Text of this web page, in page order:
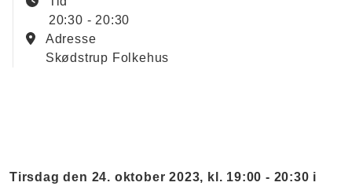
20:30 - 20:30
Adresse
Skødstrup Folkehus
Tirsdag den 24. oktober 2023, kl. 19:00 - 20:30 i